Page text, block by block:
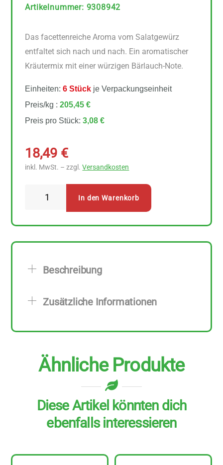
Artikelnummer: 9308942
Das facettenreiche Aroma vom Salatgewürz
entfaltet sich nach und nach. Ein aromatischer
Kräutermix mit einer würzigen Bärlauch-Note.
Einheiten:6 Stück je Verpackungseinheit
Preis/kg :205,45 €
Preis pro Stück:3,08 €
18,49 €
inkl. MwSt. – zzgl.Versandkosten
Salatgewürz
zu
g
In den Warenkorb
Beschreibung
Zusätzliche Informationen
Ähnliche Produkte
Diese Artikel könnten dich
ebenfalls interessieren